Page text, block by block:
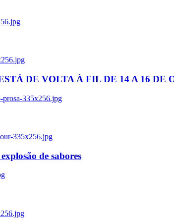
DE VOLTA À FIL DE 14 A 16 DE
prosa-335x256.jpg
335x256.jpg
de sabores